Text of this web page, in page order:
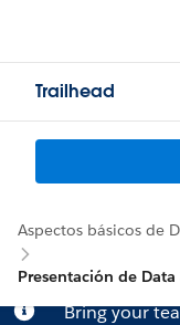
Trailhead
Aspectos básicos de
Presentación de
Bring your